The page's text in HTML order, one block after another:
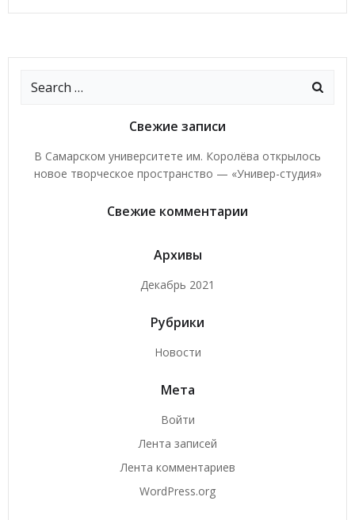
Свежие записи
В Самарском университете им. Королёва открылось
новое творческое пространство — «Универ-студия»
Свежие комментарии
Архивы
Декабрь 2021
Рубрики
Новости
Мета
Войти
Лента записей
Лента комментариев
WordPress.org